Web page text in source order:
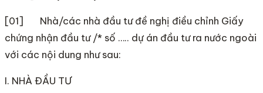
[01] Nhà/các nhà đầu tư đề nghị điều chỉnh Giấy
chứng nhận đầu tư /* số ….. dự án đầu tư ra nước ngoài
với các nội dung như sau:
I. NHÀ ĐẦU TƯ